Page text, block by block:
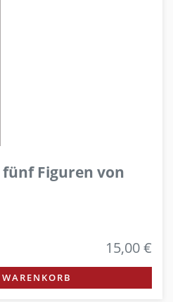
Figuren von
15,00 €